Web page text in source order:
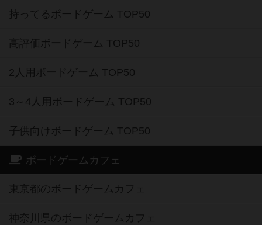
持ってるボードゲーム TOP50
高評価ボードゲーム TOP50
2人用ボードゲーム TOP50
3～4人用ボードゲーム TOP50
子供向けボードゲーム TOP50
ボードゲームカフェ
東京都のボードゲームカフェ
神奈川県のボードゲームカフェ